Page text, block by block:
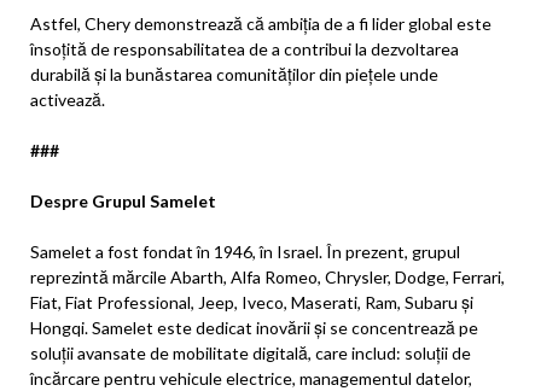
Astfel, Chery demonstrează că ambiția de a fi lider global este
însoțită de responsabilitatea de a contribui la dezvoltarea
durabilă și la bunăstarea comunităților din piețele unde
activează.
###
Despre Grupul Samelet
Samelet a fost fondat în 1946, în Israel. În prezent, grupul
reprezintă mărcile Abarth, Alfa Romeo, Chrysler, Dodge, Ferrari,
Fiat, Fiat Professional, Jeep, Iveco, Maserati, Ram, Subaru și
Hongqi. Samelet este dedicat inovării și se concentrează pe
soluții avansate de mobilitate digitală, care includ: soluții de
încărcare pentru vehicule electrice, managementul datelor,